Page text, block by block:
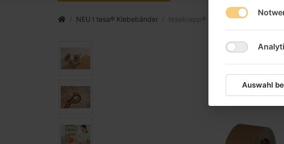
NEU ! tesa® Klebebänder tesakrepp® 4313 PV12 Premium-
Auswahl